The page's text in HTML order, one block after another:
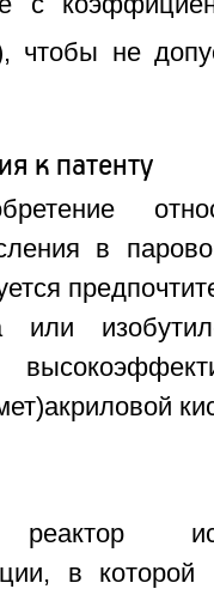
чтобы не
к патенту
в
или
реактор
в которой